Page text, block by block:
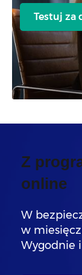
Testuj za
Z
online
W
w
Wygodnie